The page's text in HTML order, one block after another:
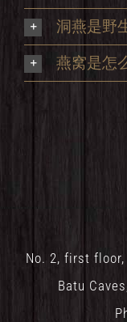
洞燕是野
燕窝是怎
No. 2, first floor,
Batu